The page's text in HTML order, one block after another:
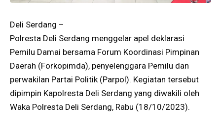
Deli Serdang –
Polresta Deli Serdang menggelar apel deklarasi
Pemilu Damai bersama Forum Koordinasi Pimpinan
Daerah (Forkopimda), penyelenggara Pemilu dan
perwakilan Partai Politik (Parpol). Kegiatan tersebut
dipimpin Kapolresta Deli Serdang yang diwakili oleh
Waka Polresta Deli Serdang, Rabu (18/10/2023).